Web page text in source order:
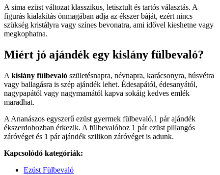
A sima ezüst változat klasszikus, letisztult és tartós választás. A
figurás kialakítás önmagában adja az ékszer báját, ezért nincs
szükség kristályra vagy színes bevonatra, ami idővel kieshetne vagy
megkophatna.
Miért jó ajándék egy kislány fülbevaló?
A kislány fülbevaló születésnapra, névnapra, karácsonyra, húsvétra
vagy ballagásra is szép ajándék lehet. Édesapától, édesanyától,
nagypapától vagy nagymamától kapva sokáig kedves emlék
maradhat.
A Ananászos egyszerű ezüst gyermek fülbevaló,1 pár ajándék
ékszerdobozban érkezik. A fülbevalóhoz 1 pár ezüst pillangós
záróvéget és 1 pár ajándék szilikon záróvéget is adunk.
Kapcsolódó kategóriák:
Ezüst Fülbevaló